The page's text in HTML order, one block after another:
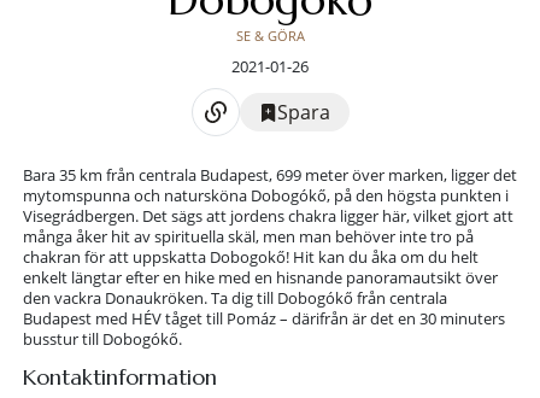
SE & GÖRA
2021-01-26
Spara
Bara 35 km från centrala Budapest, 699 meter över marken, ligger det
mytomspunna och natursköna Dobogókő, på den högsta punkten i
Visegrádbergen. Det sägs att jordens chakra ligger här, vilket gjort att
många åker hit av spirituella skäl, men man behöver inte tro på
chakran för att uppskatta Dobogokő! Hit kan du åka om du helt
enkelt längtar efter en hike med en hisnande panoramautsikt över
den vackra Donaukröken. Ta dig till Dobogókő från centrala
Budapest med HÉV tåget till Pomáz – därifrån är det en 30 minuters
busstur till Dobogókő.
Kontaktinformation